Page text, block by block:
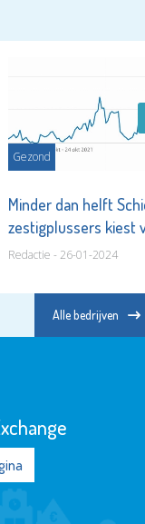
Gezond
Minder dan helft
zestigplussers kiest
Redactie - 26-01-2024
Alle bedrijven